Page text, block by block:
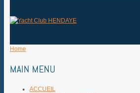
Home
MAIN MENU
ACCUEIL